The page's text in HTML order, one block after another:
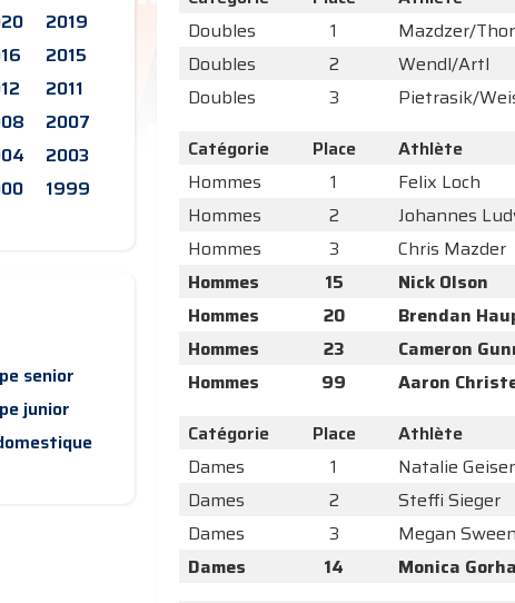
2019
2015
2011
2007
2003
1999
senior
junior
Doubles
1 Mazdzer/
Doubles
2 Wendl/Artl
Doubles
3 Pietrasik/
Catégorie
Place Athlète
Hommes
1 Felix Loch
Hommes
2 Johannes
Hommes
3 Chris Mazder
Hommes
15 Nick Olson
Hommes
20 Brendan
Hommes
23 Cameron
Hommes
99 Aaron
Catégorie
Place Athlète
Dames
1 Natalie
Dames
2 Steffi Sieger
Dames
3 Megan
Dames
14 Monica